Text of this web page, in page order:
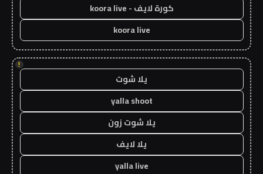
كورة لايف - koora live
koora live
!
يلا شوت
yalla shoot
يلا شوت زون
يلا لايف
yalla live